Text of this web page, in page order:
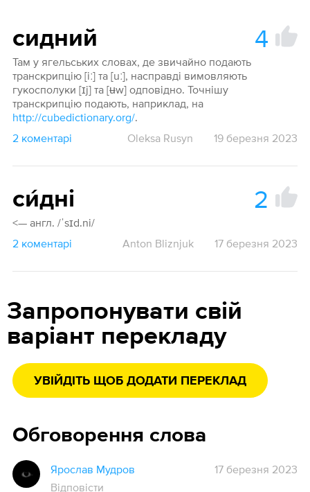
сидний 4
Там у ягельських словах, де звичайно подають
транскрипцію [iː] та [uː], насправді вимовляють
гукосполуки [ɪj] та [ʉw] одповідно. Точнішу
транскрипцію подають, наприклад, на
http://cubedictionary.org/.
2 коментарі
Oleksa Rusyn 19 березня 2023
си́дні 2
<— англ. /ˈsɪd.ni/
2 коментарі
Anton Bliznjuk 17 березня 2023
Запропонувати свій
варіант перекладу
УВІЙДІТЬ ЩОБ ДОДАТИ ПЕРЕКЛАД
Обговорення слова
Ярослав Мудров
17 березня 2023
Відповісти